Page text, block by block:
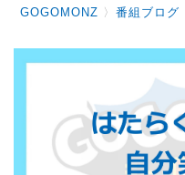
GOGOMONZ 〉番組ブログ